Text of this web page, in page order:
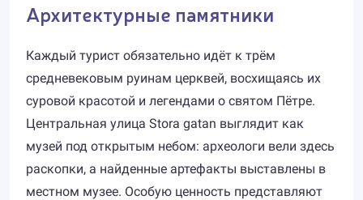
Архитектурные памятники
Каждый турист обязательно идёт к трём
средневековым руинам церквей, восхищаясь их
суровой красотой и легендами о святом Пётре.
Центральная улица Stora gatan выглядит как
музей под открытым небом: археологи вели здесь
раскопки, а найденные артефакты выставлены в
местном музее. Особую ценность представляют